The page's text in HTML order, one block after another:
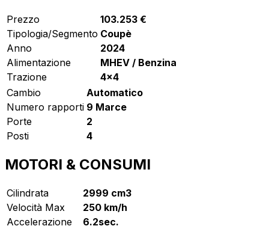
Prezzo
103.253 €
Tipologia/Segmento Coupè
Anno
2024
Alimentazione
MHEV / Benzina
Trazione
4x4
Cambio
Automatico
Numero rapporti 9 Marce
Porte
2
Posti
4
MOTORI & CONSUMI
Cilindrata
2999 cm3
Velocità Max
250 km/h
Accelerazione
6.2sec.